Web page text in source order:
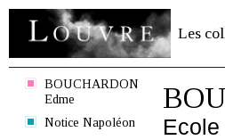
Les
BOUCHARDON
Edme
Notice Napoléon